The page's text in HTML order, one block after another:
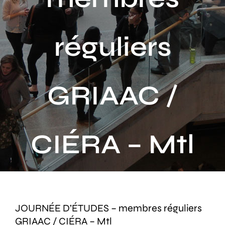
Activités
Publications
Recherche
sur
site
:
réguliers
GRIAAC /
CIÉRA – Mtl
JOURNÉE D’ÉTUDES – membres réguliers
GRIAAC / CIÉRA – Mtl